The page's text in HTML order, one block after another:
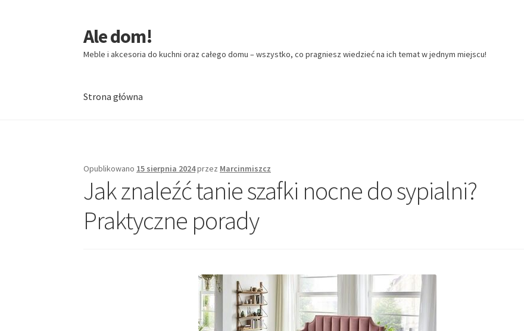
Przejdź
do
nawigacji
Przejdź
do
treści
Ale dom!
Meble i akcesoria do kuchni oraz całego domu – wszystko, co pragniesz wiedzieć na ich temat w jednym miejscu!
Strona główna
Opublikowano 15 sierpnia 2024przez Marcinmiszcz
Jak znaleźć tanie szafki nocne do sypialni?
Praktyczne porady